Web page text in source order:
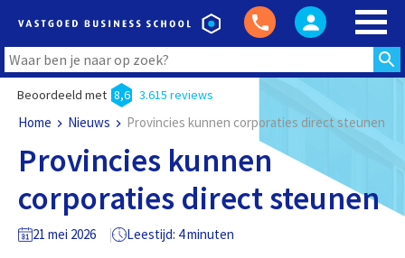
Beoordeeld met 8,6 3.615 reviews
Home Nieuws Provincies kunnen corporaties direct steunen
Provincies kunnen
corporaties direct steunen
21 mei 2026 Leestijd: 4 minuten